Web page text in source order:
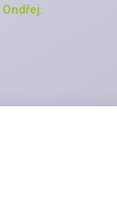
Ondřej.